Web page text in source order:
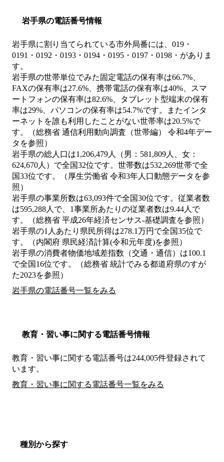
岩手県の電話番号情報
岩手県に割り当てられている市外局番には、019・
0191・0192・0193・0194・0195・0197・0198・がありま
す。
岩手県の世帯単位でみた固定電話の保有率は66.7%、
FAXの保有率は27.6%、携帯電話の保有率は40%、スマ
ートフォンの保有率は82.6%、タブレット型端末の保有
率は29%、パソコンの保有率は54.7%です。またインタ
ーネットを誰も利用したことがない世帯率は20.5%で
す。（総務省 通信利用動向調査（世帯編） 令和4年デー
タを参照）
岩手県の総人口は1,206,479人（男：581,809人、女：
624,670人）で全国32位です。世帯数は532,269世帯で全
国33位です。（厚生労働省 令和3年人口動態データを参
照）
岩手県の事業所数は63,093件で全国30位です。従業者数
は595,288人で、1事業所あたりの従業者数は9.44人で
す。（総務省 平成26年経済センサス‐基礎調査を参照）
岩手県の1人あたり県民所得は278.1万円で全国35位で
す。（内閣府 県民経済計算(令和元年度)を参照）
岩手県の消費者物価地域差指数（交通・通信）は100.1
で全国16位です。（総務省 統計でみる都道府県のすが
た2023を参照）
岩手県の電話番号一覧をみる
教育・習い事に関する電話番号情報
教育・習い事に関する電話番号は244,005件登録されて
います。
教育・習い事に関する電話番号一覧をみる
種別から探す